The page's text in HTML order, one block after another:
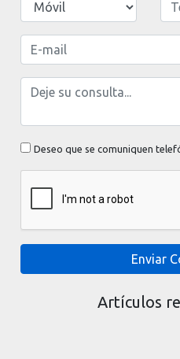
Deseo que se comuniquen
Enviar
Artículos